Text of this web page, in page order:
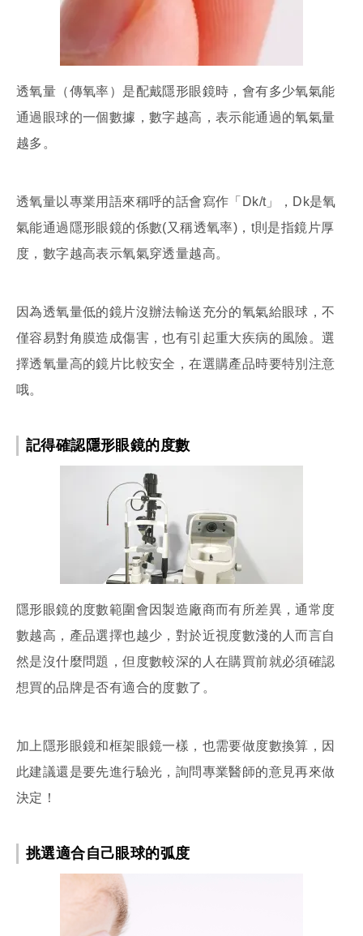
透氧量（傳氧率）是配戴隱形眼鏡時，會有多少氧氣能
通過眼球的一個數據，數字越高，表示能通過的氧氣量
越多。
透氧量以專業用語來稱呼的話會寫作「Dk/t」，Dk是氧
氣能通過隱形眼鏡的係數(又稱透氧率)，t則是指鏡片厚
度，數字越高表示氧氣穿透量越高。
因為透氧量低的鏡片沒辦法輸送充分的氧氣給眼球，不
僅容易對角膜造成傷害，也有引起重大疾病的風險。選
擇透氧量高的鏡片比較安全，在選購產品時要特別注意
哦。
記得確認隱形眼鏡的度數
隱形眼鏡的度數範圍會因製造廠商而有所差異，通常度
數越高，產品選擇也越少，對於近視度數淺的人而言自
然是沒什麼問題，但度數較深的人在購買前就必須確認
想買的品牌是否有適合的度數了。
加上隱形眼鏡和框架眼鏡一樣，也需要做度數換算，因
此建議還是要先進行驗光，詢問專業醫師的意見再來做
決定！
挑選適合自己眼球的弧度